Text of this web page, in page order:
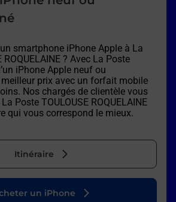
smartphone iPhone Apple à La
ROQUELAINE ? Avec La Poste
iPhone Apple neuf ou
prix avec un forfait mobile
Nos chargés de clientèle vous
La Poste TOULOUSE ROQUELAINE
qui vous correspond le mieux.
Itinéraire
un iPhone